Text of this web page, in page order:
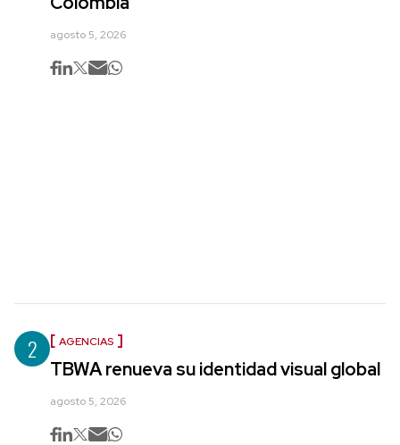
agosto 5, 2026
2 AGENCIAS
TBWA renueva su identidad visual global
agosto 5, 2026